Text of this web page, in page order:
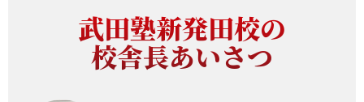
武田塾新発田校の
校舎長あいさつ